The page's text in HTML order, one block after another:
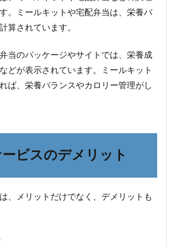
。ミールキットや宅配弁当は、栄養バ
算されています。
当のパッケージやサイトでは、栄養成
どが表示されています。ミールキット
ば、栄養バランスやカロリー管理がし
ビスのデメリット
、メリットだけでなく、デメリットも